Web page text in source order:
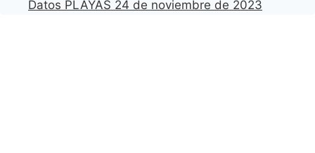
Datos PLAYAS 24 de noviembre de 2023